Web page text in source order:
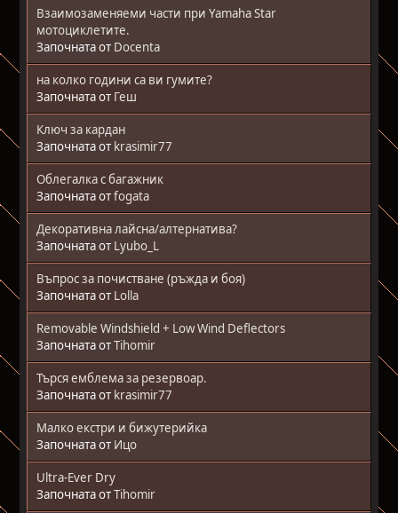
Взаимозаменяеми части при Yamaha Star
мотоциклетите.
Започната от Docenta
на колко години са ви гумите?
Започната от Геш
Ключ за кардан
Започната от krasimir77
Облегалка с багажник
Започната отfogata
Декоративна лайсна/алтернатива?
Започната от Lyubo_L
Въпрос за почистване (ръжда и боя)
Започната от Lolla
Removable Windshield + Low Wind Deflectors
Започната отTihomir
Търся емблема за резервоар.
Започната от krasimir77
Малко екстри и бижутерийка
Започната от Ицо
Ultra-Ever Dry
Започната отTihomir